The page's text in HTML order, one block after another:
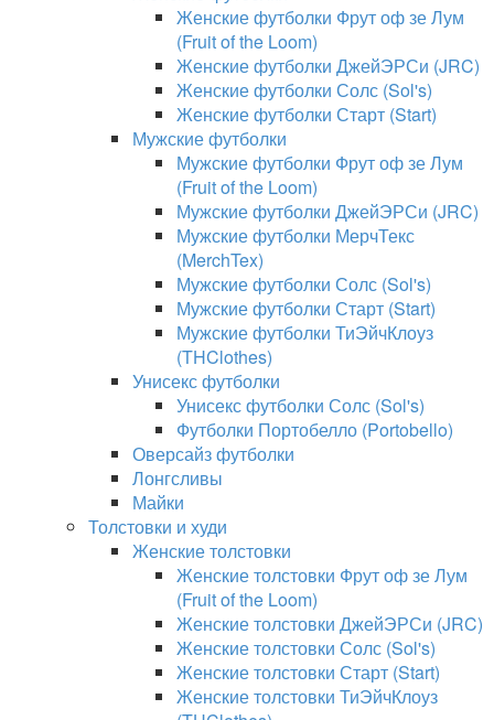
Женские футболки Фрут оф зе Лум
(Fruit of the Loom)
Женские футболки ДжейЭРСи (JRC)
Женские футболки Солс (Sol's)
Женские футболки Старт (Start)
Мужские футболки
Мужские футболки Фрут оф зе Лум
(Fruit of the Loom)
Мужские футболки ДжейЭРСи (JRC)
Мужские футболки МерчТекс
(MerchTex)
Мужские футболки Солс (Sol's)
Мужские футболки Старт (Start)
Мужские футболки ТиЭйчКлоуз
(THClothes)
Унисекс футболки
Унисекс футболки Солс (Sol's)
Футболки Портобелло (Portobello)
Оверсайз футболки
Лонгсливы
Майки
Толстовки и худи
Женские толстовки
Женские толстовки Фрут оф зе Лум
(Fruit of the Loom)
Женские толстовки ДжейЭРСи (JRC)
Женские толстовки Солс (Sol's)
Женские толстовки Старт (Start)
Женские толстовки ТиЭйчКлоуз